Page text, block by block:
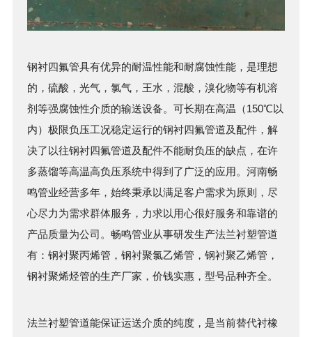
钢衬四氟管具有优异的耐温性能和耐腐蚀性能，是理想
的，硫酸，光气，氯气，王水，混酸，溴化物等有机溶
剂等强腐蚀性介质的输送设备。可长期在高温（150℃以
内）极限负压工况稳定运行的钢衬四氟管道及配件，解
决了以往钢衬四氟管道及配件不能耐负压的缺点，在许
多蒸馏等高温高负压系统中得到了广泛的应用。河南畅
鸣管业经营多年，始终秉承以满足客户需求为原则，尽
心尽力为需求群体服务，力求以用心很好服务和靠谱的
产品质量为公司。畅鸣管业从事研发生产法兰衬塑管道
有：钢衬聚丙烯管，钢衬聚氯乙烯管，钢衬聚乙烯管，
钢衬聚烯烃管的生产厂家，价钱实惠，型号品种齐全。
法兰衬塑管道能保证运送介质的纯度，是当前替代衬橡